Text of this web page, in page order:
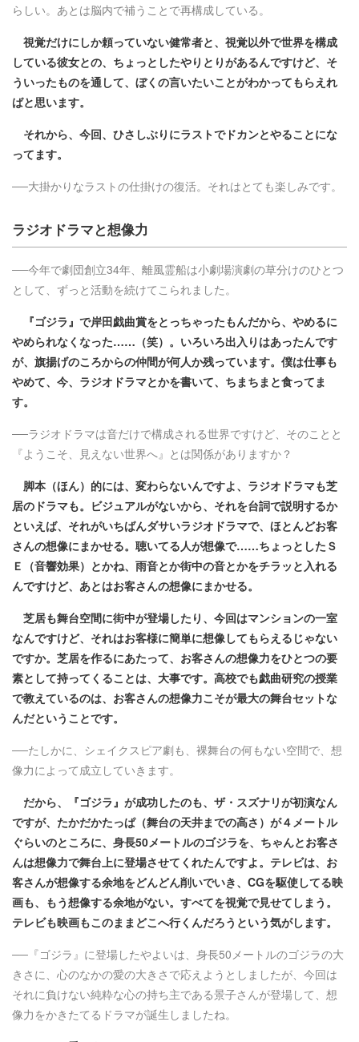
らしい。あとは脳内で補うことで再構成している。
視覚だけにしか頼っていない健常者と、視覚以外で世界を構成
している彼女との、ちょっとしたやりとりがあるんですけど、そ
ういったものを通して、ぼくの言いたいことがわかってもらえれ
ばと思います。
それから、今回、ひさしぶりにラストでドカンとやることにな
ってます。
──大掛かりなラストの仕掛けの復活。それはとても楽しみです。
ラジオドラマと想像力
──今年で劇団創立34年、離風霊船は小劇場演劇の草分けのひとつ
として、ずっと活動を続けてこられました。
『ゴジラ』で岸田戯曲賞をとっちゃったもんだから、やめるに
やめられなくなった……（笑）。いろいろ出入りはあったんです
が、旗揚げのころからの仲間が何人か残っています。僕は仕事も
やめて、今、ラジオドラマとかを書いて、ちまちまと食ってま
す。
──ラジオドラマは音だけで構成される世界ですけど、そのことと
『ようこそ、見えない世界へ』とは関係がありますか？
脚本（ほん）的には、変わらないんですよ、ラジオドラマも芝
居のドラマも。ビジュアルがないから、それを台詞で説明するか
といえば、それがいちばんダサいラジオドラマで、ほとんどお客
さんの想像にまかせる。聴いてる人が想像で……ちょっとしたＳ
Ｅ（音響効果）とかね、雨音とか街中の音とかをチラッと入れる
んですけど、あとはお客さんの想像にまかせる。
芝居も舞台空間に街中が登場したり、今回はマンションの一室
なんですけど、それはお客様に簡単に想像してもらえるじゃない
ですか。芝居を作るにあたって、お客さんの想像力をひとつの要
素として持ってくることは、大事です。高校でも戯曲研究の授業
で教えているのは、お客さんの想像力こそが最大の舞台セットな
んだということです。
──たしかに、シェイクスピア劇も、裸舞台の何もない空間で、想
像力によって成立していきます。
だから、『ゴジラ』が成功したのも、ザ・スズナリが初演なん
ですが、たかだかたっぱ（舞台の天井までの高さ）が４メートル
ぐらいのところに、身長50メートルのゴジラを、ちゃんとお客さ
んは想像力で舞台上に登場させてくれたんですよ。テレビは、お
客さんが想像する余地をどんどん削いでいき、CGを駆使してる映
画も、もう想像する余地がない。すべてを視覚で見せてしまう。
テレビも映画もこのままどこへ行くんだろうという気がします。
──『ゴジラ』に登場したやよいは、身長50メートルのゴジラの大
きさに、心のなかの愛の大きさで応えようとしましたが、今回は
それに負けない純粋な心の持ち主である景子さんが登場して、想
像力をかきたてるドラマが誕生しましたね。